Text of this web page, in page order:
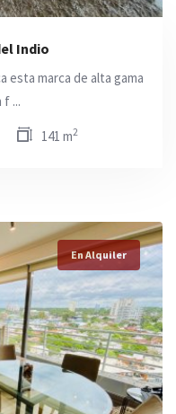
Indio
esta marca de alta gama
...
141 m2
En Alquiler